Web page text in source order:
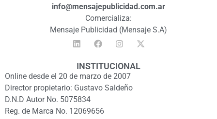
info@mensajepublicidad.com.ar
Comercializa:
Mensaje Publicidad (Mensaje S.A)
INSTITUCIONAL
Online desde el 20 de marzo de 2007
Director propietario: Gustavo Saldeño
D.N.D Autor No. 5075834
Reg. de Marca No. 12069656